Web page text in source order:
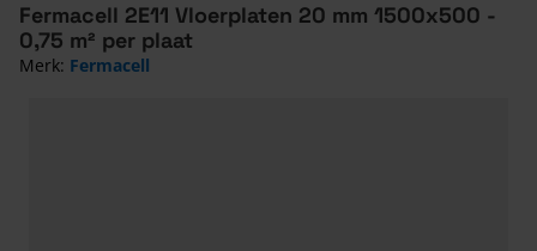
Fermacell 2E11 Vloerplaten 20 mm 1500x500 -
0,75 m² per plaat
Merk: Fermacell